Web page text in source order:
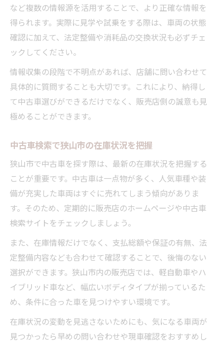
など複数の情報源を活用することで、より正確な情報を
得られます。実際に見学や試乗をする際は、車両の状態
確認に加えて、法定整備や消耗品の交換状況も必ずチェ
ックしてください。
情報収集の段階で不明点があれば、店舗に問い合わせて
具体的に質問することも大切です。これにより、納得し
て中古車選びができるだけでなく、販売店側の誠意も見
極めることができます。
中古車検索で狭山市の在庫状況を把握
狭山市で中古車を探す際は、最新の在庫状況を把握する
ことが重要です。中古車は一点物が多く、人気車種や装
備が充実した車両はすぐに売れてしまう傾向がありま
す。そのため、定期的に販売店のホームページや中古車
検索サイトをチェックしましょう。
また、在庫情報だけでなく、支払総額や保証の有無、法
定整備内容なども合わせて確認することで、後悔のない
選択ができます。狭山市内の販売店では、軽自動車やハ
イブリッド車など、幅広いボディタイプが揃っているた
め、条件に合った車を見つけやすい環境です。
在庫状況の変動を見逃さないためにも、気になる車両が
見つかったら早めの問い合わせや現車確認をおすすめし